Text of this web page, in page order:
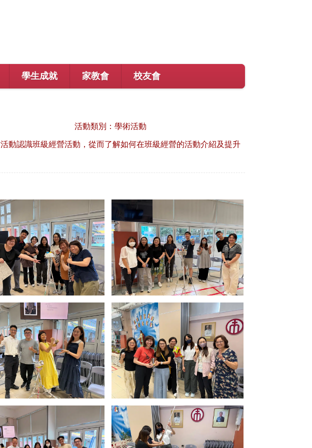
學生成就 家教會 校友會
活動類別：學術活動
動認識班級經營活動，從而了解如何在班級經營的活動介紹及提升